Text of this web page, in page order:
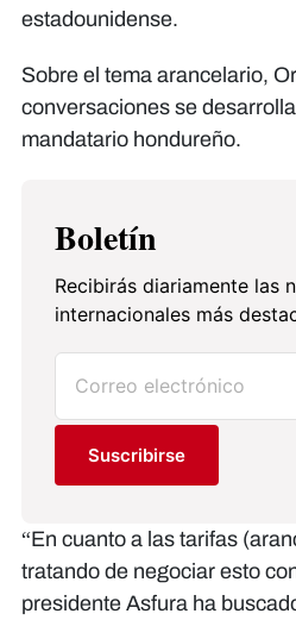
estadounidense.
Sobre el tema arancelario,
conversaciones se
mandatario hondureño.
Boletín
Recibirás diariamente las
internacionales más
Suscribirse
“En cuanto a las tarifas
tratando de negociar esto
presidente Asfura ha